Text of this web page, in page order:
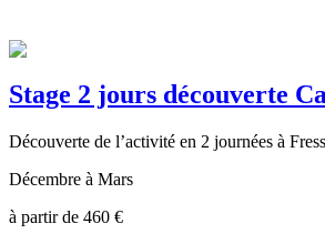
Stage 2 jours découverte
Découverte de l’activité en 2 journées à
Décembre à Mars
à partir de 460 €